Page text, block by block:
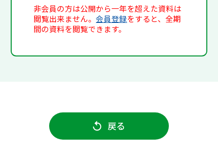
非会員の方は公開から一年を超えた資料は
閲覧出来ません。会員登録をすると、全期
間の資料を閲覧できます。
戻る